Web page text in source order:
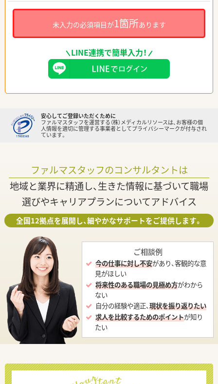
未入力の必須項目が1箇所あります
LINE連携で簡単入力！
安心してご登録いただくために
ファルマスタッフを運営する（株）メディカルリソースは、お客様の個
人情報を適切に管理する事業者としてプライバシーマークが付与され
ています。
ファルマスタッフのコンサルタントは
地域と業界に精通し、生きた情報に基づいて職場
選びやキャリアプランについてアドバイス
全国12拠点を展開し、細やかなサポートをご提供します。
ご相談例
今の仕事に対し不安があり、客観的な意
見がほしい
将来性のある職場の見極め方がわから
ない
自分の経験や適正、現状を振り返りたい
求人を比較するためのポイントが知り
たい